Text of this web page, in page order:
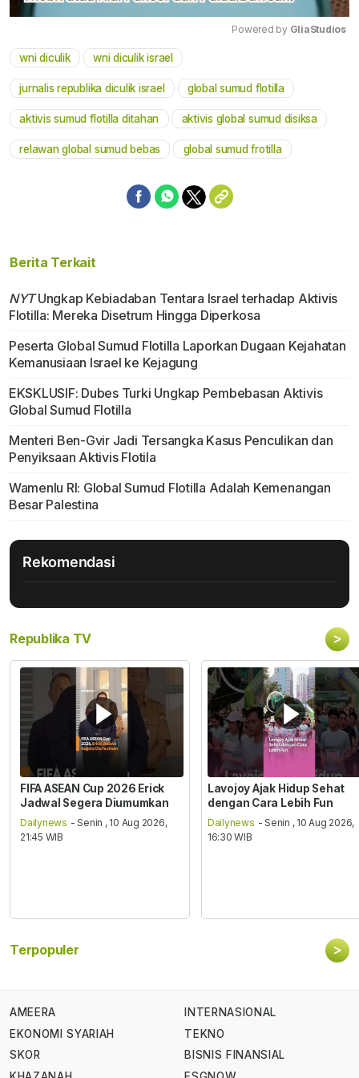
Powered by GliaStudios
wni diculik wni diculik israel
jurnalis republika diculik israel global sumud flotilla
aktivis sumud flotilla ditahan aktivis global sumud disiksa
relawan global sumud bebas global sumud frotilla
Berita Terkait
NYTUngkap Kebiadaban Tentara Israel terhadap Aktivis
Flotilla: Mereka Disetrum Hingga Diperkosa
Peserta Global Sumud Flotilla Laporkan Dugaan Kejahatan
Kemanusiaan Israel ke Kejagung
EKSKLUSIF: Dubes Turki Ungkap Pembebasan Aktivis
Global Sumud Flotilla
Menteri Ben-Gvir Jadi Tersangka Kasus Penculikan dan
Penyiksaan Aktivis Flotila
Wamenlu RI: Global Sumud Flotilla Adalah Kemenangan
Besar Palestina
Rekomendasi
Republika TV >
FIFA ASEAN Cup 2026 Erick
Jadwal Segera Diumumkan
Dailynews - Senin , 10 Aug 2026,
21:45 WIB
Lavojoy Ajak Hidup Sehat
dengan Cara Lebih Fun
Dailynews - Senin , 10 Aug 2026,
16:30 WIB
Terpopuler >
AMEERA
EKONOMI SYARIAH
SKOR
INTERNASIONAL
TEKNO
BISNIS FINANSIAL